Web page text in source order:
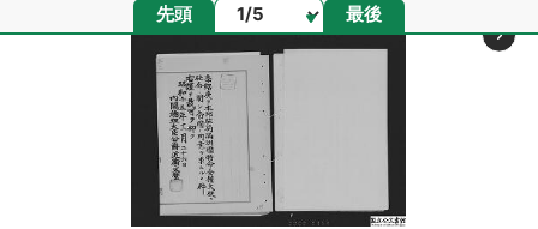
先頭 ページ 最後